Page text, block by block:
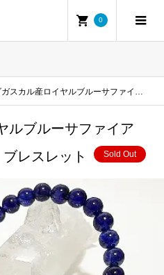
0
カル産ロイヤルブルーサファイアSA（丸玉5.5～6mm）ブレスレット
ルブルーサファイア
レスレット
Sold Out